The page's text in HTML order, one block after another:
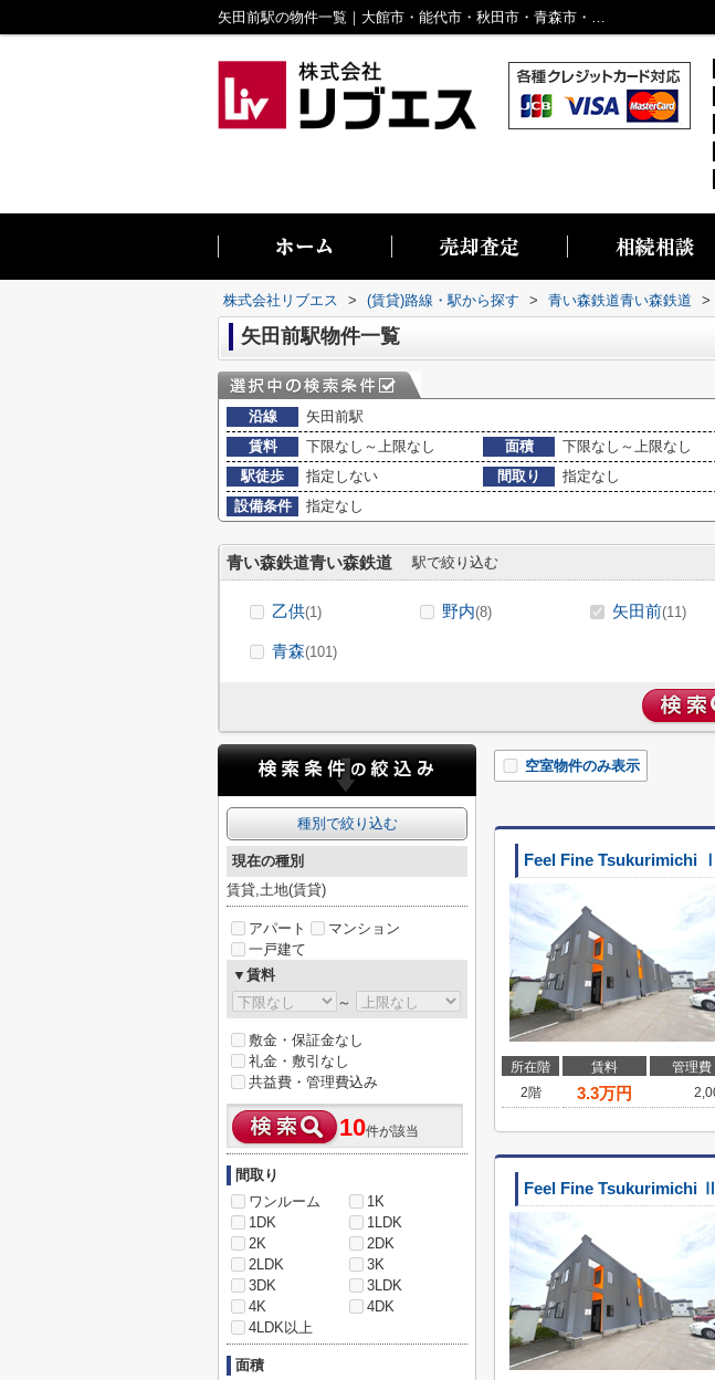
矢田前駅の物件一覧｜大館市・能代市・秋田市・青森市・弘前市の不動産情報なら株式会社リブエス
株式会社リブエス > (賃貸)路線・駅から探す > 青い森鉄道青い森鉄道 >
矢田前駅物件一覧
沿線
矢田前駅
賃料
下限なし～上限なし 面積 下限なし～上限なし
駅徒歩
指定しない 間取り
指定なし
設備条件
指定なし
青い森鉄道青い森鉄道 駅で絞り込む
乙供(1) 野内(8) 矢田前(11)
青森(101)
空室物件のみ表示
Feel Fine Tsukurimichi
所在階 賃料 管理費
2階
3.3万円
Feel Fine Tsukurimichi
種別で絞り込む
現在の種別
賃貸,土地(賃貸)
アパート
マンション
一戸建て
▼賃料
～
敷金・保証金なし
礼金・敷引なし
共益費・管理費込み
10件が該当
間取り
ワンルーム
1K
1DK
1LDK
2K
2DK
2LDK
3K
3DK
3LDK
4K
4DK
4LDK以上
面積